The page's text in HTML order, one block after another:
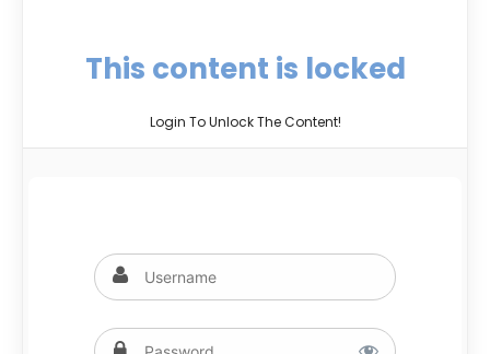
This content is locked
Login To Unlock The Content!